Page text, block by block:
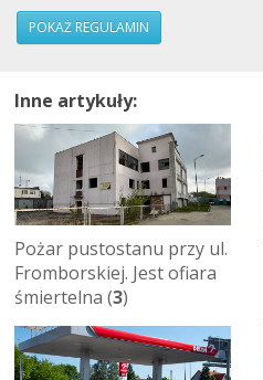
POKAŻ REGULAMIN
Inne artykuły:
Pożar pustostanu przy ul.
Fromborskiej. Jest ofiara
śmiertelna (3)